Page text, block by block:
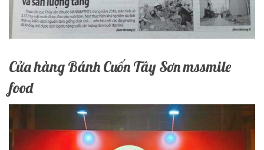
Cửa hàng Bánh Cuốn Tây Sơn mssmile
food